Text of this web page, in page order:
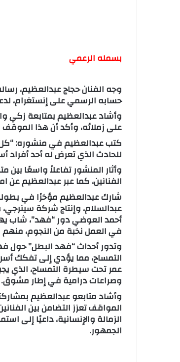
بسمله الرعمي
وجه الفنان حجاج عبدالعظيم،
حسابه الرسمي على إنستغرام،
وأشاد عبدالعظيم بمتابعة زكي
على زملائه، وأكد أن هذا
كتب عبدالعظيم في منشوره: “كل
للحادث الذي تعرض له أحد
وأثار المنشور تفاعلاً واسعًا
الفنانين، كما عبر عبدالعظيم
شارك عبدالعظيم مؤخرًا في
عبدالسلام، وإنتاج شركة
أحمد العوضي دور “فهد”، شاب
في العمل نخبة من النجوم، منهم
وتدور أحداث “فهد البطل” حول
التمساح، مما يؤدي إلى تفكك
عمر تحت سيطرة التمساح، الذي
وصراعات درامية في إطار مشوق.
وأشاد متابعو عبدالعظيم
المواقف تعزز التضامن بين
الزمالة والإنسانية، داعيًا إلى
الجمهور.